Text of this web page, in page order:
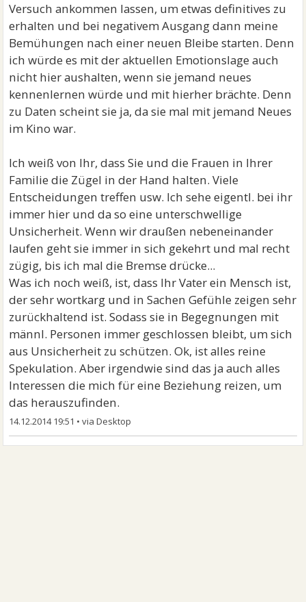
Versuch ankommen lassen, um etwas definitives zu
erhalten und bei negativem Ausgang dann meine
Bemühungen nach einer neuen Bleibe starten. Denn
ich würde es mit der aktuellen Emotionslage auch
nicht hier aushalten, wenn sie jemand neues
kennenlernen würde und mit hierher brächte. Denn
zu Daten scheint sie ja, da sie mal mit jemand Neues
im Kino war.
Ich weiß von Ihr, dass Sie und die Frauen in Ihrer
Familie die Zügel in der Hand halten. Viele
Entscheidungen treffen usw. Ich sehe eigentl. bei ihr
immer hier und da so eine unterschwellige
Unsicherheit. Wenn wir draußen nebeneinander
laufen geht sie immer in sich gekehrt und mal recht
zügig, bis ich mal die Bremse drücke...
Was ich noch weiß, ist, dass Ihr Vater ein Mensch ist,
der sehr wortkarg und in Sachen Gefühle zeigen sehr
zurückhaltend ist. Sodass sie in Begegnungen mit
männl. Personen immer geschlossen bleibt, um sich
aus Unsicherheit zu schützen. Ok, ist alles reine
Spekulation. Aber irgendwie sind das ja auch alles
Interessen die mich für eine Beziehung reizen, um
das herauszufinden.
14.12.2014 19:51 •